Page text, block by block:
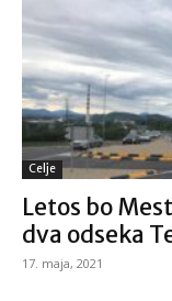
Celje
Letos bo
dva odseka
17. maja, 2021